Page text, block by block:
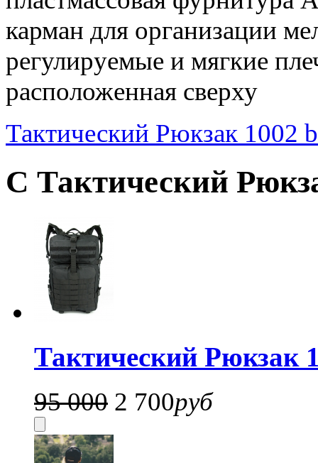
карман для организации
регулируемые и мягкие
расположенная сверху
Тактический Рюкзак 1002
С Тактический
Тактический Рюкзак
95 000 2 700руб